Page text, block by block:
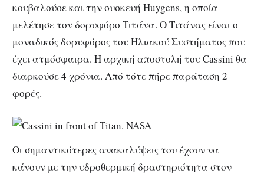
κουβαλούσε και την συσκευή Huygens, η οποία
μελέτησε τον δορυφόρο Τιτάνα. Ο Τιτάνας είναι ο
μοναδικός δορυφόρος του Ηλιακού Συστήματος που
έχει ατμόσφαιρα. Η αρχική αποστολή του Cassini θα
διαρκούσε 4 χρόνια. Από τότε πήρε παράταση 2
φορές.
Οι σημαντικότερες ανακαλύψεις του έχουν να
κάνουν με την υδροθερμική δραστηριότητα στον